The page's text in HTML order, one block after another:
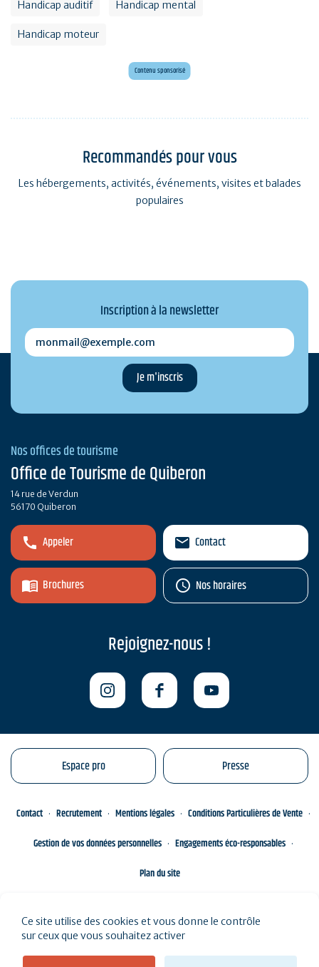
Handicap auditif Handicap mental
Handicap moteur
Contenu sponsorisé
Voyagez en Préhistoire !
Recommandés pour vous
Les hébergements, activités, événements, visites et balades
populaires
Inscription à la newsletter
monmail@exemple.com
Nos offices de tourisme
Office de Tourisme de Quiberon
14 rue de Verdun
56170 Quiberon
Appeler
Brochures
Contact
Nos horaires
Rejoignez-nous !
Espace pro Presse
Contact Recrutement Mentions légales
Conditions Particulières de Vente
Gestion de vos données personnelles
Engagements éco-responsables
Plan du site
Ce site utilise des cookies et vous donne le contrôle
sur ceux que vous souhaitez activer